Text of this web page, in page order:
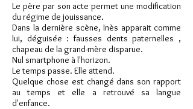
Le père par son acte permet une modification
du régime de jouissance.
Dans la dernière scène, Inès apparait comme
lui, déguisée : fausses dents paternelles ,
chapeau de la grand-mère disparue.
Nul smartphone à l'horizon.
Le temps passe. Elle attend.
Quelque chose est changé dans son rapport
au temps et elle a retrouvé sa langue
d'enfance.